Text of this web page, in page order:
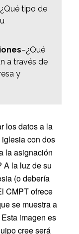
tipo de
–¿Qué
a través de
y
los datos a la
con dos
la asignación
A la luz de su
(o debería
CMPT ofrece
se muestra a
imagen es
cree será